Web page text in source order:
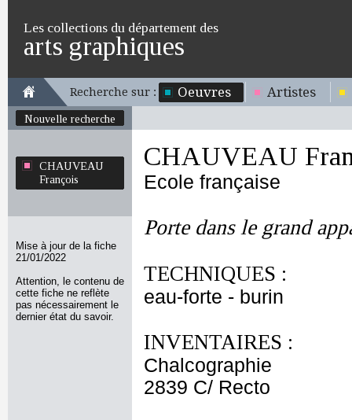
Les collections du département des
arts graphiques
Recherche sur : Oeuvres Artistes
Nouvelle recherche
CHAUVEAU
François
Mise à jour de la fiche
21/01/2022
Attention, le contenu de
cette fiche ne reflète
pas nécessairement le
dernier état du savoir.
CHAUVEAU
Ecole française
Porte dans le grand
TECHNIQUES :
eau-forte - burin
INVENTAIRES :
Chalcographie
2839 C/ Recto